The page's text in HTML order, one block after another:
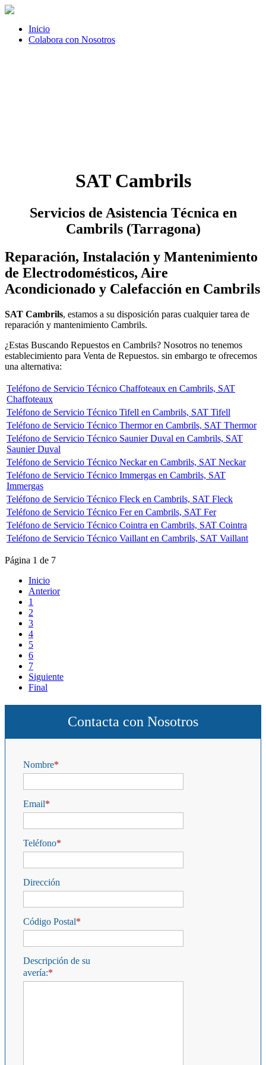
Inicio
Colabora con Nosotros
SAT Cambrils
Servicios de Asistencia Técnica en
Cambrils (Tarragona)
Reparación, Instalación y Mantenimiento
de Electrodomésticos, Aire
Acondicionado y Calefacción en Cambrils
SAT Cambrils, estamos a su disposición paras cualquier tarea de
reparación y mantenimiento Cambrils.
¿Estas Buscando Repuestos en Cambrils? Nosotros no tenemos
establecimiento para Venta de Repuestos. sin embargo te ofrecemos
una alternativa:
Teléfono de Servicio Técnico Chaffoteaux en Cambrils, SAT
Chaffoteaux
Teléfono de Servicio Técnico Tifell en Cambrils, SAT Tifell
Teléfono de Servicio Técnico Thermor en Cambrils, SAT Thermor
Teléfono de Servicio Técnico Saunier Duval en Cambrils, SAT
Saunier Duval
Teléfono de Servicio Técnico Neckar en Cambrils, SAT Neckar
Teléfono de Servicio Técnico Immergas en Cambrils, SAT
Immergas
Teléfono de Servicio Técnico Fleck en Cambrils, SAT Fleck
Teléfono de Servicio Técnico Fer en Cambrils, SAT Fer
Teléfono de Servicio Técnico Cointra en Cambrils, SAT Cointra
Teléfono de Servicio Técnico Vaillant en Cambrils, SAT Vaillant
Página 1 de 7
Inicio
Anterior
1
2
3
4
5
6
7
Siguiente
Final
Contacta con Nosotros
Nombre
Email
Teléfono
Dirección
Código Postal
Descripción de su
avería: